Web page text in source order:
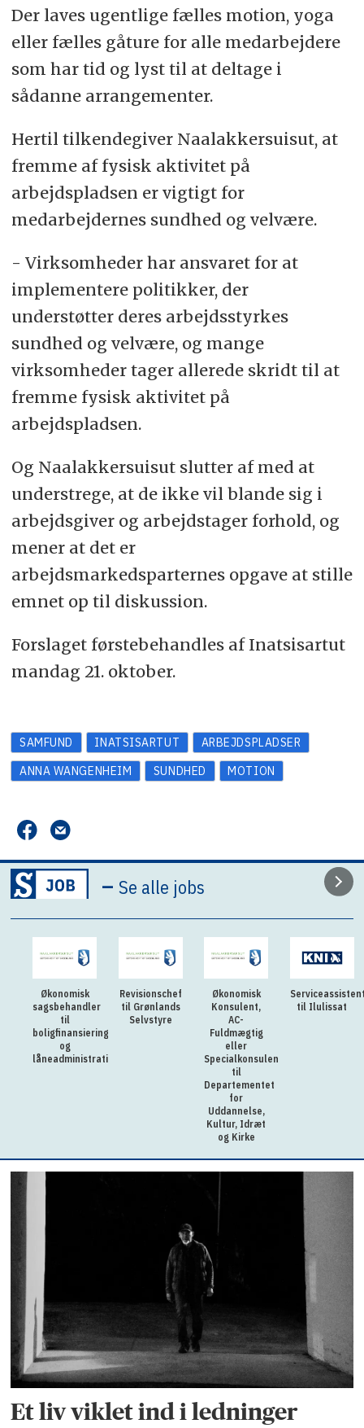
Der laves ugentlige fælles motion, yoga
eller fælles gåture for alle medarbejdere
som har tid og lyst til at deltage i
sådanne arrangementer.
Hertil tilkendegiver Naalakkersuisut, at
fremme af fysisk aktivitet på
arbejdspladsen er vigtigt for
medarbejdernes sundhed og velvære.
- Virksomheder har ansvaret for at
implementere politikker, der
understøtter deres arbejdsstyrkes
sundhed og velvære, og mange
virksomheder tager allerede skridt til at
fremme fysisk aktivitet på
arbejdspladsen.
Og Naalakkersuisut slutter af med at
understrege, at de ikke vil blande sig i
arbejdsgiver og arbejdstager forhold, og
mener at det er
arbejdsmarkedsparternes opgave at stille
emnet op til diskussion.
Forslaget førstebehandles af Inatsisartut
mandag 21. oktober.
SAMFUND INATSISARTUT
ARBEJDSPLADSER
ANNA WANGENHEIM
SUNDHED MOTION
–Se alle jobs
Økonomisk
sagsbehandler
til
boligfinansiering
og
låneadministration
Revisionschef
til Grønlands
Selvstyre
Økonomisk
Konsulent,
AC-
Fuldmægtig
eller
Specialkonsulent
til
Departementet
for
Uddannelse,
Kultur, Idræt
og Kirke
til Ilulissat
Et liv viklet ind i ledninger